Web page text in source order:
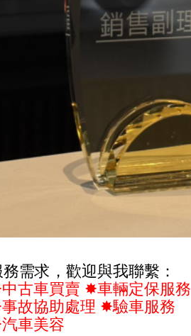
需求，歡迎與我聯繫：
古車買賣 ✸車輛定保服務
故協助處理 ✸驗車服務
車美容